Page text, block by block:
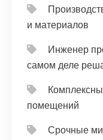
и материалов
Инженер
самом деле
помещений
Срочные